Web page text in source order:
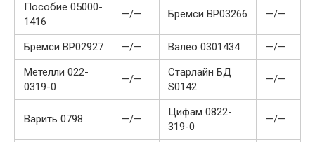
Пособие 05000-
1416
—/— Бремси BP03266 —/—
Бремси BP02927 —/— Валео 0301434
—/—
Метелли 022-
0319-0
—/—
Старлайн БД
S0142
—/—
Варить 0798 —/—
Цифам 0822-
319-0
—/—